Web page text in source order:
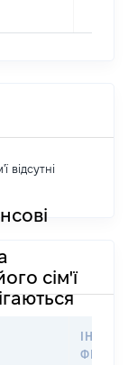
відсутні
сім'ї